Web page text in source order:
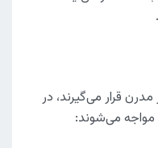
قرار می‌گیرند، در
می‌شوند: